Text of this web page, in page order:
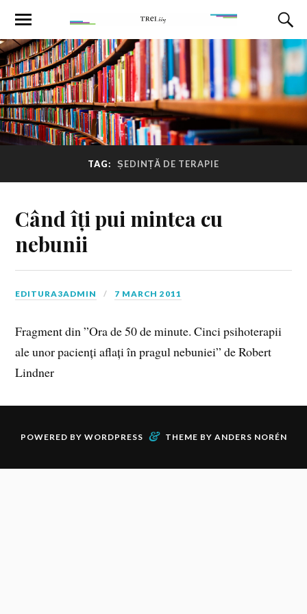
TAG: ȘEDINȚĂ DE TERAPIE
Când îți pui mintea cu
nebunii
EDITURA3ADMIN 7 MARCH 2011
Fragment din ”Ora de 50 de minute. Cinci psihoterapii
ale unor pacienți aflați în pragul nebuniei” de Robert
Lindner
POWERED BY WORDPRESS & THEME BY ANDERS NORÉN